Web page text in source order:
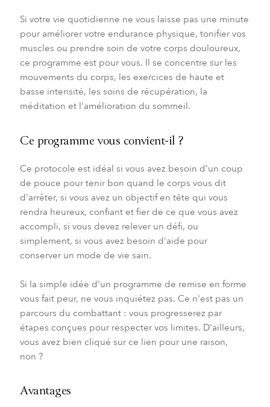
Si votre vie quotidienne ne vous laisse pas une minute
pour améliorer votre endurance physique, tonifier vos
muscles ou prendre soin de votre corps douloureux,
ce programme est pour vous. Il se concentre sur les
mouvements du corps, les exercices de haute et
basse intensité, les soins de récupération, la
méditation et l'amélioration du sommeil.
Ce programme vous convient-il ?
Ce protocole est idéal si vous avez besoin d'un coup
de pouce pour tenir bon quand le corps vous dit
d'arrêter, si vous avez un objectif en tête qui vous
rendra heureux, confiant et fier de ce que vous avez
accompli, si vous devez relever un défi, ou
simplement, si vous avez besoin d'aide pour
conserver un mode de vie sain.
Si la simple idée d'un programme de remise en forme
vous fait peur, ne vous inquiétez pas. Ce n'est pas un
parcours du combattant : vous progresserez par
étapes conçues pour respecter vos limites. D'ailleurs,
vous avez bien cliqué sur ce lien pour une raison,
non ?
Avantages